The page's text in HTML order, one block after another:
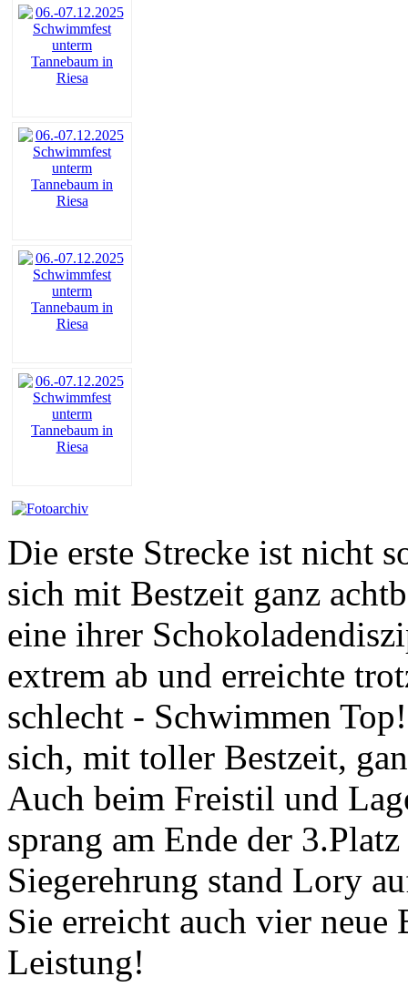
Die erste Strecke ist nicht
sich mit Bestzeit ganz
eine ihrer
extrem ab und erreichte
schlecht - Schwimmen
sich, mit toller Bestzeit,
Auch beim Freistil und
sprang am Ende der
Siegerehrung stand Lory
Sie erreicht auch vier neue
Leistung!